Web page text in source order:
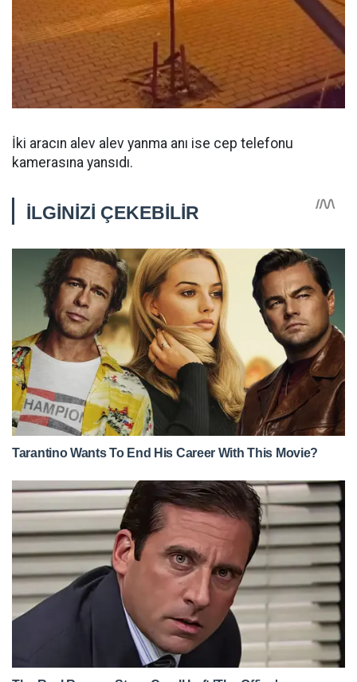
İki aracın alev alev yanma anı ise cep telefonu
kamerasına yansıdı.